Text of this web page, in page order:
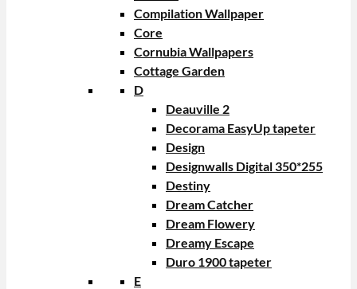
Compilation Wallpaper
Core
Cornubia Wallpapers
Cottage Garden
D
Deauville 2
Decorama EasyUp tapeter
Design
Designwalls Digital 350*255
Destiny
Dream Catcher
Dream Flowery
Dreamy Escape
Duro 1900 tapeter
E